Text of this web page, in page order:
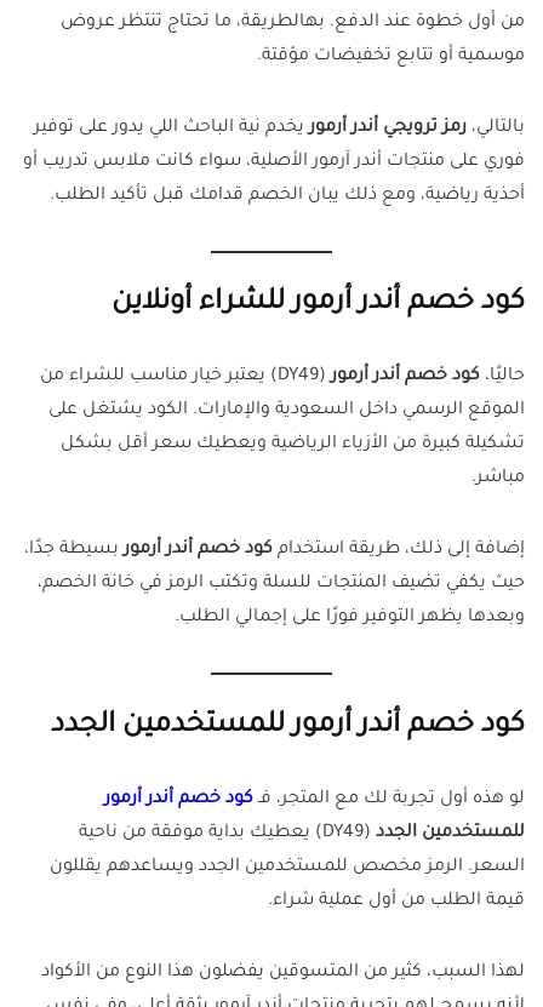
من أول خطوة عند الدفع. بهالطريقة، ما تحتاج تنتظر عروض
موسمية أو تتابع تخفيضات مؤقتة.
بالتالي، رمز ترويجي أندر أرموريخدم نية الباحث اللي يدور على توفير
فوري على منتجات أندر آرمور الأصلية، سواء كانت ملابس تدريب أو
أحذية رياضية، ومع ذلك يبان الخصم قدامك قبل تأكيد الطلب.
كود خصم أندر أرمور للشراء أونلاين
حاليًا، كود خصم أندر أرمور
(DY49) يعتبر خيار مناسب للشراء من
الموقع الرسمي داخل السعودية والإمارات. الكود يشتغل على
تشكيلة كبيرة من الأزياء الرياضية ويعطيك سعر أقل بشكل
مباشر.
إضافة إلى ذلك، طريقة استخدام كود خصم أندر أرموربسيطة جدًا،
حيث يكفي تضيف المنتجات للسلة وتكتب الرمز في خانة الخصم،
وبعدها يظهر التوفير فورًا على إجمالي الطلب.
كود خصم أندر أرمور للمستخدمين الجدد
لو هذه أول تجربة لك مع المتجر، فـكود خصم أندر أرمور
للمستخدمين الجدد
(DY49) يعطيك بداية موفقة من ناحية
السعر. الرمز مخصص للمستخدمين الجدد ويساعدهم يقللون
قيمة الطلب من أول عملية شراء.
لهذا السبب، كثير من المتسوقين يفضلون هذا النوع من الأكواد